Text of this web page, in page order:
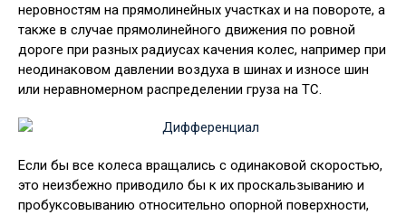
неровностям на прямолинейных участках и на повороте, а
также в случае прямолинейного движения по ровной
дороге при разных радиусах качения колес, например при
неодинаковом давлении воздуха в шинах и износе шин
или неравномерном распределении груза на ТС.
Если бы все колеса вращались с одинаковой скоростью,
это неизбежно приводило бы к их проскальзыванию и
пробуксовыванию относительно опорной поверхности,